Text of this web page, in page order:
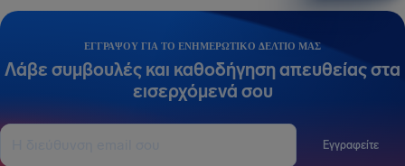
ΕΓΓΡΆΨΟΥ ΓΙΑ ΤΟ ΕΝΗΜΕΡΩΤΙΚΌ ΔΕΛΤΊΟ ΜΑΣ
Λάβε συμβουλές και καθοδήγηση απευθείας στα
εισερχόμενά σου
Εγγραφείτε